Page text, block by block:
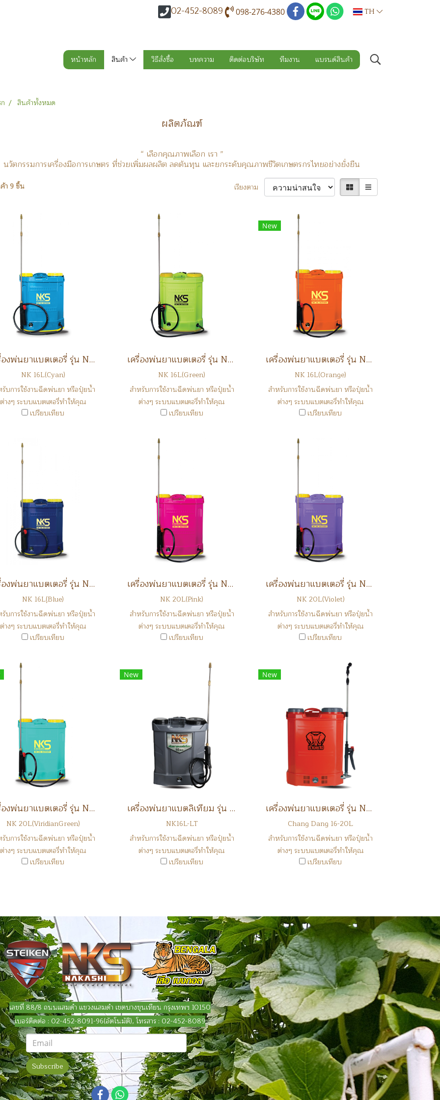
02-452-8089 098-276-4380 TH
หน้าหลัก สินค้า วิธีสั่งซื้อ บทความ ติดต่อบริษัท ทีมงาน แบรนด์สินค้า
สินค้าทั้งหมด
ผลิตภัณฑ์
“ เลือกคุณภาพเลือก เรา ”
นวัตกรรมการเครื่องมือการเกษตร ที่ช่วยเพิ่มผลผลิต ลดต้นทุน และยกระดับคุณภาพชีวิตเกษตรกรไทยอย่างยั่งยืน
า 9 ชิ้น เรียงตาม
เครื่องพ่นยาแบตเตอรี่ รุ่น NK16L
NK 16L(Cyan)
รับการใช้งานฉีดพ่นยา หรือปุ๋ยน้ำ
ต่างๆ ระบบแบตเตอรี่ทำให้คุณ
ประหยัดเวลาในการทำงาน
เปรียบเทียบ
เครื่องพ่นยาแบตเตอรี่ รุ่น NK16L
NK 16L(Green)
สำหรับการใช้งานฉีดพ่นยา หรือปุ๋ยน้ำ
ต่างๆ ระบบแบตเตอรี่ทำให้คุณ
ประหยัดเวลาในการทำงาน
เปรียบเทียบ
New
เครื่องพ่นยาแบตเตอรี่ รุ่น NK16L
NK 16L(Orange)
สำหรับการใช้งานฉีดพ่นยา หรือปุ๋ยน้ำ
ต่างๆ ระบบแบตเตอรี่ทำให้คุณ
ประหยัดเวลาในการทำงาน
เปรียบเทียบ
เครื่องพ่นยาแบตเตอรี่ รุ่น NK 16L
NK 16L(ฺBlue)
รับการใช้งานฉีดพ่นยา หรือปุ๋ยน้ำ
ต่างๆ ระบบแบตเตอรี่ทำให้คุณ
ประหยัดเวลาในการทำงาน
เปรียบเทียบ
เครื่องพ่นยาแบตเตอรี่ รุ่น NK 20L
NK 20L(Pink)
สำหรับการใช้งานฉีดพ่นยา หรือปุ๋ยน้ำ
ต่างๆ ระบบแบตเตอรี่ทำให้คุณ
ประหยัดเวลาในการทำงาน
เปรียบเทียบ
เครื่องพ่นยาแบตเตอรี่ รุ่น NK 20L
NK 20L(Violet)
สำหรับการใช้งานฉีดพ่นยา หรือปุ๋ยน้ำ
ต่างๆ ระบบแบตเตอรี่ทำให้คุณ
ประหยัดเวลาในการทำงาน
เปรียบเทียบ
เครื่องพ่นยาแบตเตอรี่ รุ่น NK 20L
NK 20L(ViridianGreen)
รับการใช้งานฉีดพ่นยา หรือปุ๋ยน้ำ
ต่างๆ ระบบแบตเตอรี่ทำให้คุณ
ประหยัดเวลาในการทำงาน
เปรียบเทียบ
New
เครื่องพ่นยาแบตลิเทียม รุ่น NK16L-LT
NK16L-LT
สำหรับการใช้งานฉีดพ่นยา หรือปุ๋ยน้ำ
ต่างๆ ระบบแบตเตอรี่ทำให้คุณ
ประหยัดเวลาในการทำงาน
เปรียบเทียบ
New
เครื่องพ่นยาแบตเตอรี่ รุ่น NK16L, NK20L (ช้างแดง)
Chang Dang 16-20L
สำหรับการใช้งานฉีดพ่นยา หรือปุ๋ยน้ำ
ต่างๆ ระบบแบตเตอรี่ทำให้คุณ
ประหยัดเวลาในการทำงาน
เปรียบเทียบ
เลขที่ 88/8 ถนนแสมดำ แขวงแสมดำ เขตบางขุนเทียน กรุงเทพฯ 10150
เบอร์ติดต่อ : 02-452-8091-96(อัตโนมัติ), โทรสาร : 02-452-8089
Subscribe